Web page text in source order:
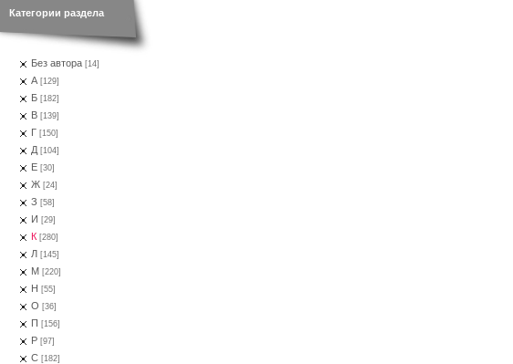
Категории раздела
Без автора [14]
А [129]
Б [182]
В [139]
Г [150]
Д [104]
Е [30]
Ж [24]
З [58]
И [29]
К [280]
Л [145]
М [220]
Н [55]
О [36]
П [156]
Р [97]
С [182]